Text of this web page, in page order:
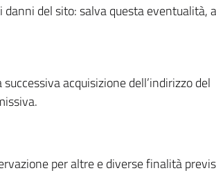
del sito: salva questa eventualità,
acquisizione dell’indirizzo del
per altre e diverse finalità